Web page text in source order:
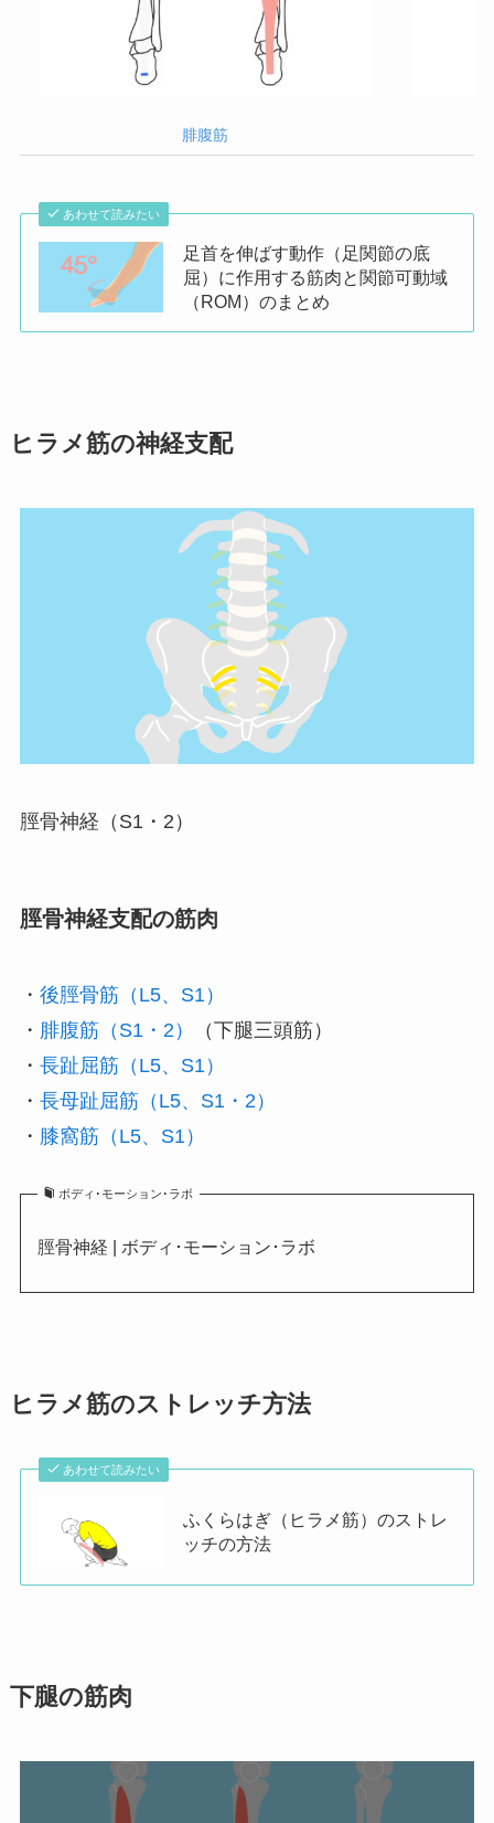
腓腹筋
あわせて読みたい
足首を伸ばす動作（足関節の底
屈）に作用する筋肉と関節可動域
（ROM）のまとめ
ヒラメ筋の神経支配
脛骨神経（S1・2）
脛骨神経支配の筋肉
・ 後脛骨筋（L5、S1）
・ 腓腹筋（S1・2）
（下腿三頭筋）
・ 長趾屈筋（L5、S1）
・ 長母趾屈筋（L5、S1・2）
・ 膝窩筋（L5、S1）
ボディ･モーション･ラボ
脛骨神経 | ボディ･モーション･ラボ
ヒラメ筋のストレッチ方法
あわせて読みたい
ふくらはぎ（ヒラメ筋）のストレ
ッチの方法
下腿の筋肉